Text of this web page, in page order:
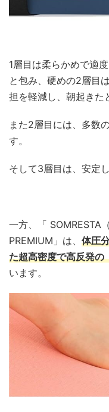
1層目は柔らかめで適
と包み、硬めの2層目
担を軽減し、朝起きた
また2層目には、 多数
す。
そして3層目は、安定
一方、「 SOMRESTA
PREMIUM」は、 体圧
た超高密度で高反発の
います。